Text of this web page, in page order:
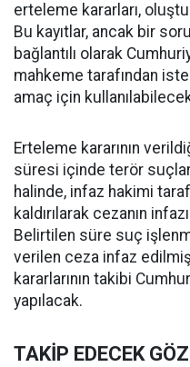
erteleme kararları,
Bu kayıtlar, ancak bir
bağlantılı olarak
mahkeme tarafından
amaç için
Erteleme kararının
süresi içinde terör
halinde, infaz hakimi
kaldırılarak cezanın
Belirtilen süre suç
verilen ceza infaz
kararlarının takibi
yapılacak.
TAKİP EDECEK